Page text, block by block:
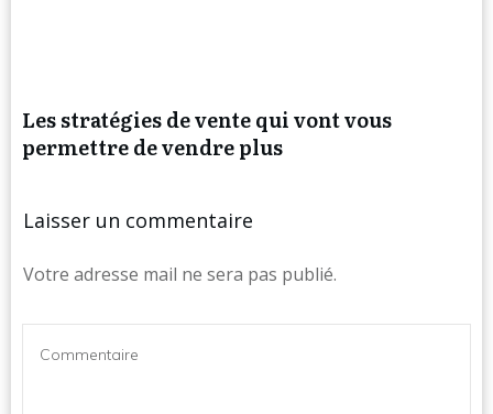
Les stratégies de vente qui vont vous
permettre de vendre plus
Laisser un commentaire
Votre adresse mail ne sera pas publié.